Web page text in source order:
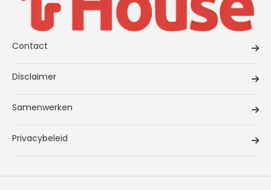
Contact
Disclaimer
Samenwerken
Privacybeleid